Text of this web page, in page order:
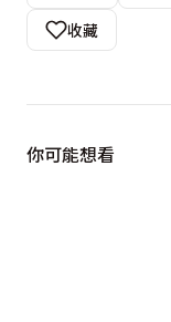
收藏
你可能想看